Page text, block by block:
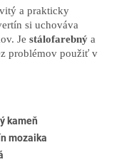
a prakticky
si uchováva
Je stálofarebný a
problémov použiť v
kameň
mozaika